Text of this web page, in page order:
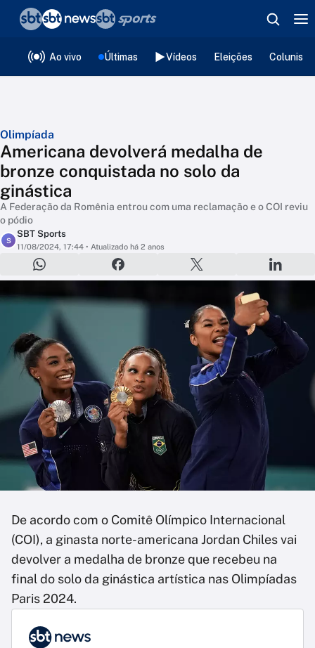
Ao vivo Últimas Vídeos Eleições
Olimpíada
Americana devolverá medalha de
bronze conquistada no solo da
ginástica
A Federação da Romênia entrou com uma reclamação e o COI reviu
o pódio
S
SBT Sports
11/08/2024, 17:44 • Atualizado há 2 anos
De acordo com o Comitê Olímpico Internacional
(COI), a ginasta norte-americana Jordan Chiles vai
devolver a medalha de bronze que recebeu na
final do solo da ginástica artística nas Olimpíadas
Paris 2024.
❮voltar
Editorias